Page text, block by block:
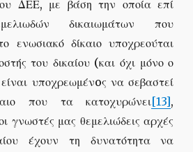
ΔΕΕ, με βάση την οποία επί
δικαιωμάτων που
ενωσιακό δίκαιο υποχρεούται
του δικαίου (και όχι μόνο ο
υποχρεωμένoς να σεβαστεί
που τα κατοχυρώνει[13],
γνωστές μας θεμελιώδεις αρχές
έχουν τη δυνατότητα να